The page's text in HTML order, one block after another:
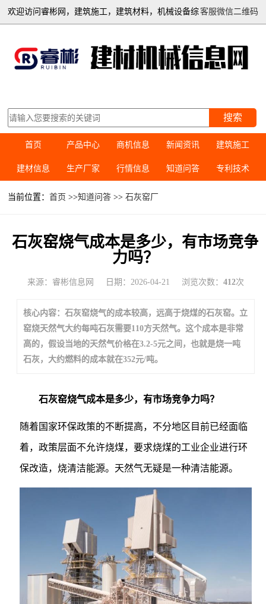
客服微信二维码
欢迎访问睿彬网，建筑施工，建筑材料，机械设备综
搜索
首页 产品中心 商机信息 新闻资讯 建筑施工
建材信息 生产厂家 行情信息 知道问答 专利技术
当前位置：首页 >>知道问答 >>石灰窑厂
石灰窑烧气成本是多少，有市场竞争
力吗？
来源：睿彬信息网 日期：2026-04-21 浏览次数： 412次
核心内容：石灰窑烧气的成本较高，远高于烧煤的石灰窑。立
窑烧天然气大约每吨石灰需要110方天然气。这个成本是非常
高的，假设当地的天然气价格在3.2-5元之间，也就是烧一吨
石灰，大约燃料的成本就在352元/吨。
石灰窑烧气成本是多少，有市场竞争力吗？
随着国家环保政策的不断提高，不分地区目前已经面临
着，政策层面不允许烧煤，要求烧煤的工业企业进行环
保改造，烧清洁能源。天然气无疑是一种清洁能源。